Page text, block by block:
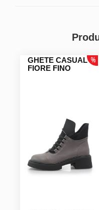
GHETE CASUAL
FIORE FINO